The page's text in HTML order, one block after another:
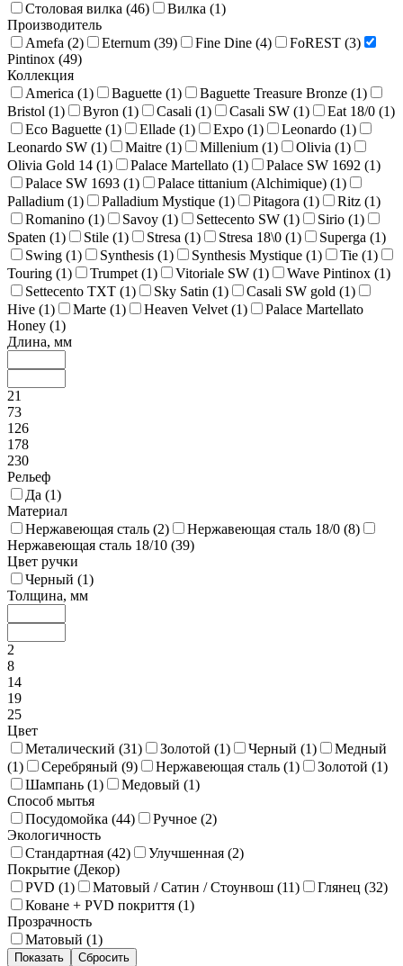
Столовая вилка (46) Вилка (1)
Производитель
Amefa (2) Eternum (39) Fine Dine (4) FoREST (3)
Pintinox (49)
Коллекция
America (1) Baguette (1) Baguette Treasure Bronze (1)
Bristol (1) Byron (1) Casali (1) Casali SW (1) Eat 18/0 (1)
Eco Baguette (1) Ellade (1) Expo (1) Leonardo (1)
Leonardo SW (1) Maitre (1) Millenium (1) Olivia (1)
Olivia Gold 14 (1) Palace Martellato (1) Palace SW 1692 (1)
Palace SW 1693 (1) Palace tittanium (Alchimique) (1)
Palladium (1) Palladium Mystique (1) Pitagora (1) Ritz (1)
Romanino (1) Savoy (1) Settecento SW (1) Sirio (1)
Spaten (1) Stile (1) Stresa (1) Stresa 18\0 (1) Superga (1)
Swing (1) Synthesis (1) Synthesis Mystique (1) Tie (1)
Touring (1) Trumpet (1) Vitoriale SW (1) Wave Pintinox (1)
Settecento TXT (1) Sky Satin (1) Casali SW gold (1)
Hive (1) Marte (1) Heaven Velvet (1)
Palace Martellato
Honey (1)
Длина, мм
21
73
126
178
230
Рельеф
Да (1)
Материал
Нержавеющая сталь (2) Нержавеющая сталь 18/0 (8)
Нержавеющая сталь 18/10 (39)
Цвет ручки
Черный (1)
Толщина, мм
2
8
14
19
25
Цвет
Металический (31) Золотой (1) Черный (1)
Медный
(1) Серебряный (9) Нержавеющая сталь (1) Золотой (1)
Шампань (1) Медовый (1)
Способ мытья
Посудомойка (44) Ручное (2)
Экологичность
Стандартная (42) Улучшенная (2)
Покрытие (Декор)
PVD (1) Матовый / Сатин / Стоунвош (11) Глянец (32)
Коване + PVD покриття (1)
Прозрачность
Матовый (1)